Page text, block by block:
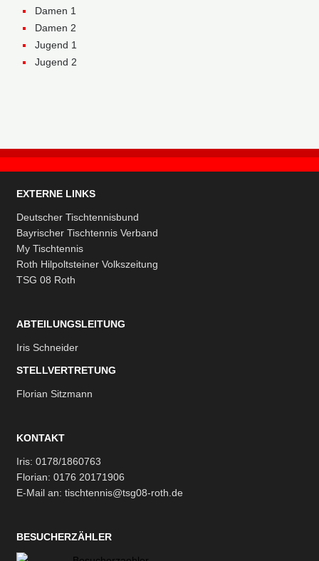
Damen 1
Damen 2
Jugend 1
Jugend 2
EXTERNE LINKS
Deutscher Tischtennisbund
Bayrischer Tischtennis Verband
My Tischtennis
Roth Hilpoltsteiner Volkszeitung
TSG 08 Roth
ABTEILUNGSLEITUNG
Iris Schneider
STELLVERTRETUNG
Florian Sitzmann
KONTAKT
Iris: 0178/1860763
Florian: 0176 20171906
E-Mail an: tischtennis@tsg08-roth.de
BESUCHERZÄHLER